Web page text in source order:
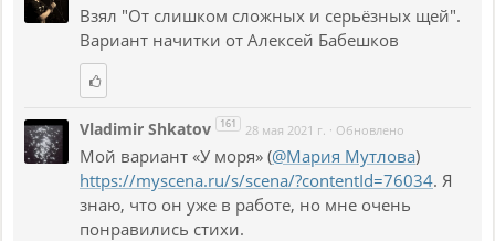
Взял "От слишком сложных и серьёзных щей".
Вариант начитки от Алексей Бабешков
Vladimir Shkatov 161 28 мая 2021 г. · Обновлено
Мой вариант «У моря» (@Мария Мутлова)
https://myscena.ru/s/scena/?contentId=76034. Я
знаю, что он уже в работе, но мне очень
понравились стихи.